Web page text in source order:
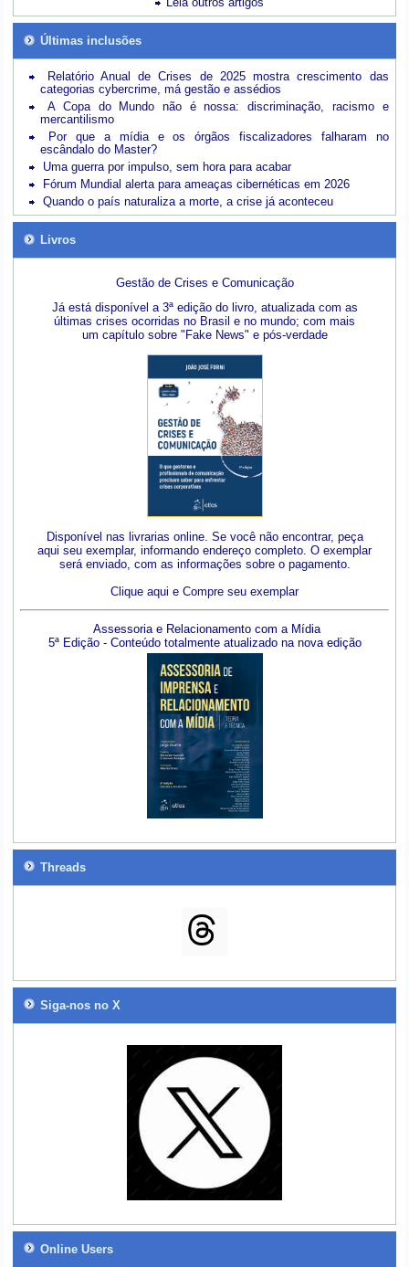
Últimas inclusões
Relatório Anual de Crises de 2025 mostra crescimento das
categorias cybercrime, má gestão e assédios
A Copa do Mundo não é nossa: discriminação, racismo e
mercantilismo
Por que a mídia e os órgãos fiscalizadores falharam no
escândalo do Master?
Uma guerra por impulso, sem hora para acabar
Fórum Mundial alerta para ameaças cibernéticas em 2026
Quando o país naturaliza a morte, a crise já aconteceu
Livros
Gestão de Crises e Comunicação
Já está disponível a 3ª edição do livro, atualizada com as
últimas crises ocorridas no Brasil e no mundo; com mais
um capítulo sobre "Fake News" e pós-verdade
Disponível nas livrarias online. Se você não encontrar, peça
aqui seu exemplar, informando endereço completo. O exemplar
será enviado, com as informações sobre o pagamento.
Clique aqui e Compre seu exemplar
Assessoria e Relacionamento com a Mídia
5ª Edição - Conteúdo totalmente atualizado na nova edição
Threads
Siga-nos no X
Online Users